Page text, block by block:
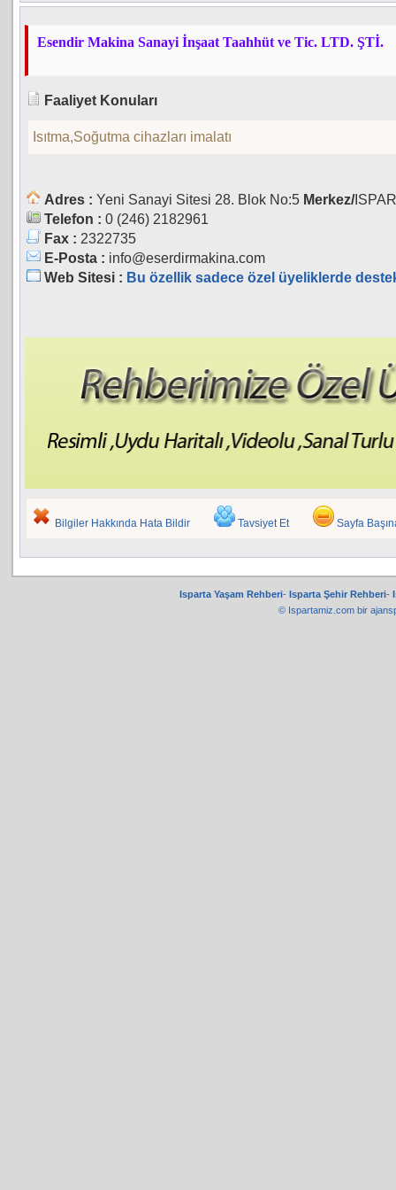
Esendir Makina Sanayi İnşaat Taahhüt ve Tic. LTD. ŞTİ.
Faaliyet Konuları
Isıtma,Soğutma cihazları imalatı
Adres : Yeni Sanayi Sitesi 28. Blok No:5 Merkez/
Telefon : 0 (246) 2182961
Fax : 2322735
E-Posta : info@eserdirmakina.com
Web Sitesi : Bu özellik sadece özel üyeliklerde
Bilgiler Hakkında Hata Bildir Tavsiyet Et Sayfa
Isparta Yaşam Rehberi- Isparta Şehir Rehberi-
© Ispartamiz.com bir